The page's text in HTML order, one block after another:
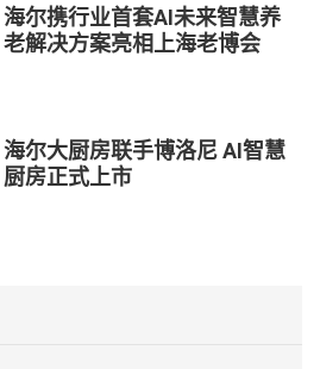
海尔携行业首套AI未来智慧养
老解决方案亮相上海老博会
海尔大厨房联手博洛尼 AI智慧
厨房正式上市